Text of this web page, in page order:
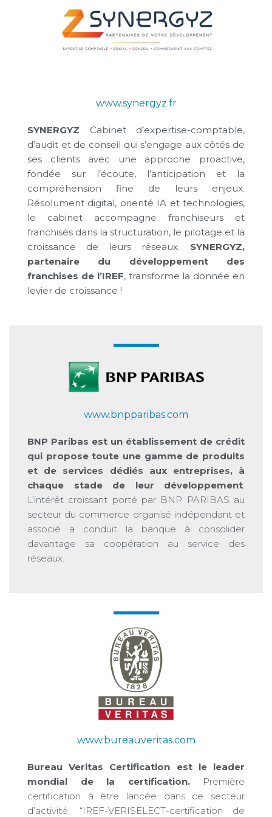
SYNERGYZ Cabinet d’expertise-comptable,
d’audit et de conseil qui s’engage aux côtés de
ses clients avec une approche proactive,
fondée sur l’écoute, l’anticipation et la
compréhension fine de leurs enjeux.
Résolument digital, orienté IA et technologies,
le cabinet accompagne franchiseurs et
franchisés dans la structuration, le pilotage et la
croissance de leurs réseaux.
SYNERGYZ,
partenaire du développement des
franchises de l’IREF, transforme la donnée en
levier de croissance !
www.synergyz.fr
www.bnpparibas.com
BNP Paribas est un établissement de crédit
qui propose toute une gamme de produits
et de services dédiés aux entreprises, à
chaque stade de leur développement.
L’intérêt croissant porté par BNP PARIBAS au
secteur du commerce organisé indépendant et
associé a conduit la banque à consolider
davantage sa coopération au service des
réseaux.
Bureau Veritas Certification est le leader
mondial de la certification.Première
certification à être lancée dans ce secteur
d’activité, “IREF-VERISELECT-certification de
www.bureauveritas.com